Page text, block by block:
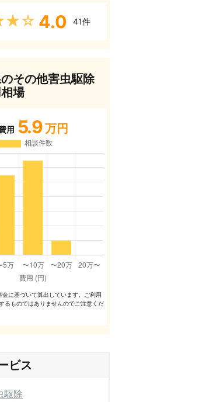
4.0 41件
その他害虫駆除
場
用 5.9 万円
に基づいて算出しています。ご利⽤
るものではありませんのでご注意くだ
ビス
駆除